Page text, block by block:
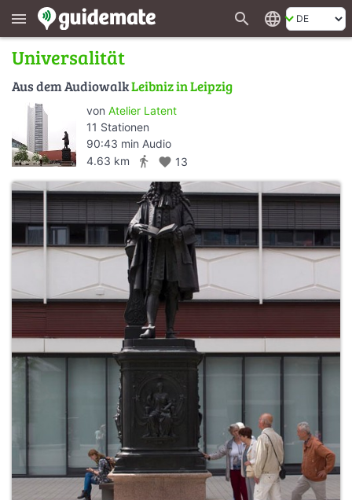
menu search language
Universalität
Aus dem AudiowalkLeibniz in Leipzig
von Atelier Latent
11 Stationen
90:43 min Audio
4.63 km
directions_walk favorite 13